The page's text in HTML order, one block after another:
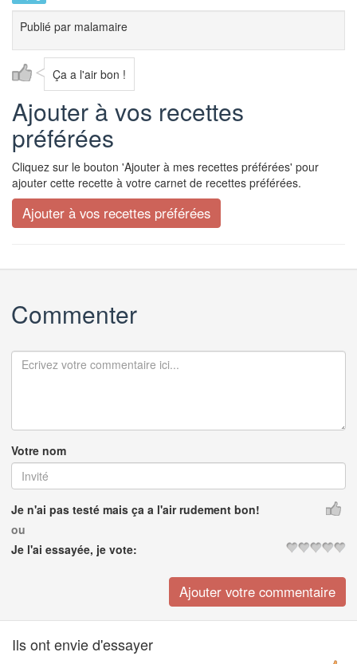
Publié par malamaire
Ça a l'air bon !
Ajouter à vos recettes
préférées
Cliquez sur le bouton 'Ajouter à mes recettes préférées' pour
ajouter cette recette à votre carnet de recettes préférées.
Commenter
Votre nom
Je n'ai pas testé mais ça a l'air rudement bon!
ou
Je l'ai essayée, je vote:
Ils ont envie d'essayer